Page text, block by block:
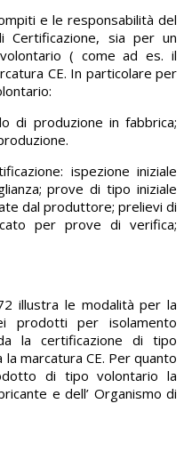
e le responsabilità del
Certificazione, sia per un
( come ad es. il
CE. In particolare per
di produzione in fabbrica;
ispezione iniziale
prove di tipo iniziale
dal produttore; prelievi di
per prove di verifica;
illustra le modalità per la
prodotti per isolamento
la certificazione di tipo
marcatura CE. Per quanto
di tipo volontario la
e dell’ Organismo di